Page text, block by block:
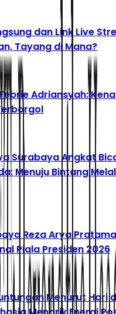
dan Link Live
Tayang di Mana?
Adriansyah:
Surabaya Angkat
Menuju Bintang
Reza Arya
Piala Presiden 2026
Menurut Hari